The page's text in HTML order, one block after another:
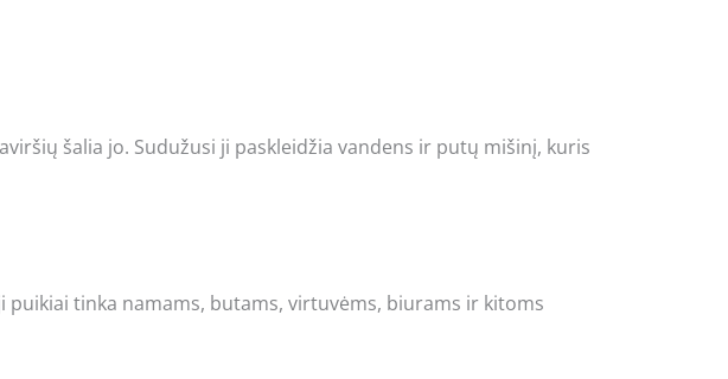
šalia jo. Sudužusi ji paskleidžia vandens ir putų mišinį, kuris
tinka namams, butams, virtuvėms, biurams ir kitoms